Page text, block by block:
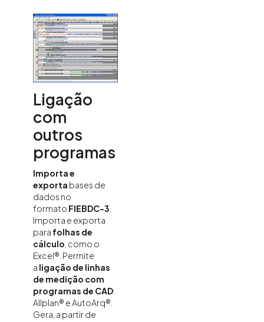
Ligação
com
outros
programas
Importa e
exporta bases de
dados no
formato FIEBDC-3
Importa e exporta
para folhas de
cálculo , como o
Excel®. Permite
a ligação de linhas
de medição com
programas de CAD:
Allplan® e AutoArq®.
Gera, a partir de